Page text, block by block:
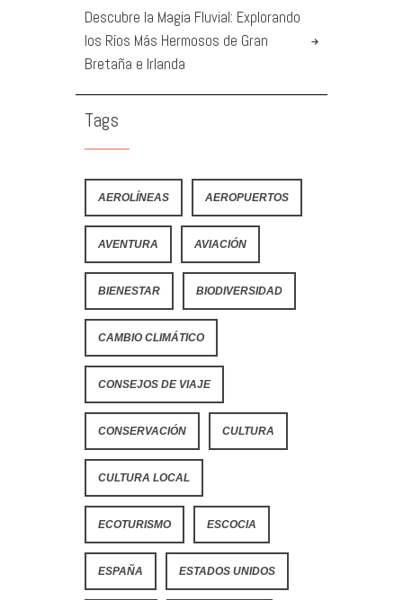
Descubre la Magia Fluvial: Explorando
los Ríos Más Hermosos de Gran
Bretaña e Irlanda
Tags
AEROLÍNEAS AEROPUERTOS
AVENTURA AVIACIÓN
BIENESTAR BIODIVERSIDAD
CAMBIO CLIMÁTICO
CONSEJOS DE VIAJE
CONSERVACIÓN CULTURA
CULTURA LOCAL
ECOTURISMO ESCOCIA
ESPAÑA ESTADOS UNIDOS